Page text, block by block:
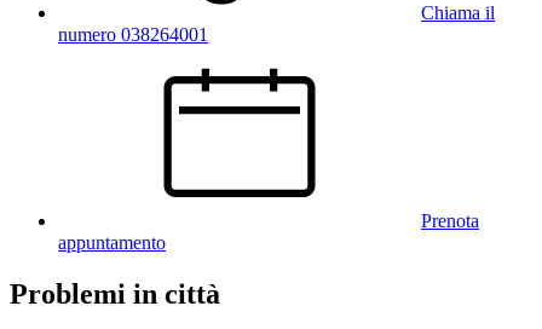
Chiama il
numero 038264001
Prenota
appuntamento
Problemi in città